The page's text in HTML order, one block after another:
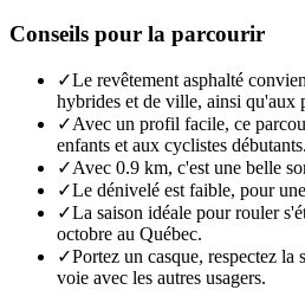
Conseils pour la parcourir
✓Le revêtement asphalté
hybrides et de ville, ainsi qu'aux
✓Avec un profil facile, ce
enfants et aux cyclistes débutants.
✓Avec 0.9 km, c'est une belle
✓Le dénivelé est faible, pour
✓La saison idéale pour rouler
octobre au Québec.
✓Portez un casque, respectez la
voie avec les autres usagers.